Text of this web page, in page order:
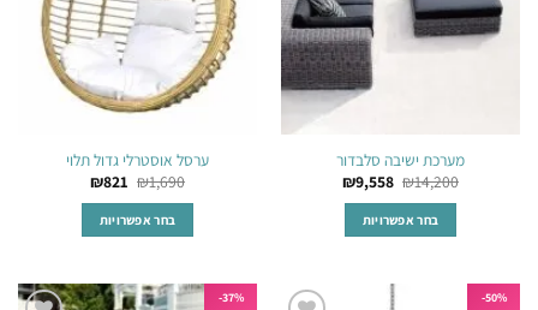
האפשרויות
בעמוד
המוצר
האפשרויות
בעמוד
המוצר
מערכת ישיבה סלבדור
₪14,200
₪9,558
בחר אפשרויות
יש
ערסל אוסטרלי גדול תלוי
₪1,690
₪821
בחר אפשרויות
יש
50%-
37%-